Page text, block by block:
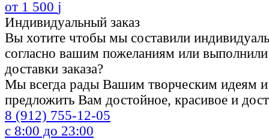
от 1 500 j
Индивидуальный заказ
Вы хотите чтобы мы составили
согласно вашим пожеланиям или
доставки заказа?
Мы всегда рады Вашим творческим идеям и
предложить Вам достойное, красивое и
8 (912) 755-12-05
с 8:00 до 23:00